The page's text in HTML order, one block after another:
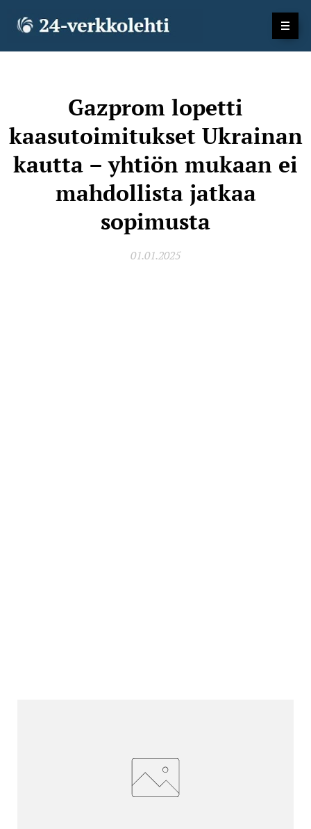
Gazprom lopetti
kaasutoimitukset Ukrainan
kautta – yhtiön mukaan ei
mahdollista jatkaa
sopimusta
01.01.2025